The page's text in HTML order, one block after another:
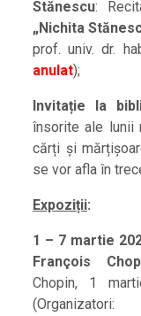
Stănescu:
„Nichita
prof. univ. dr.
anulat);
Invitație la
însorite ale lunii
cărți și
se vor afla în
Expoziții:
1 – 7 martie
François
Chopin, 1
(Organizatori: